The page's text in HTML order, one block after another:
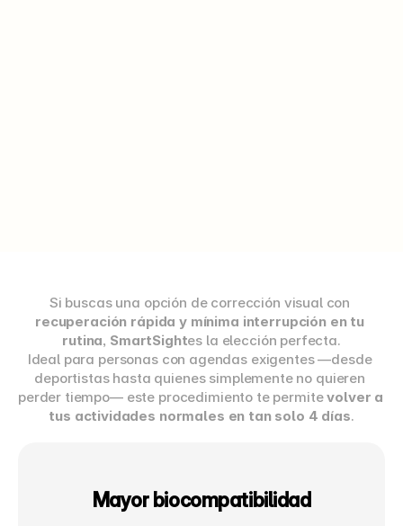
recuperación rápida y mínima interrupción en tu
rutina, SmartSightes la elección perfecta.
Ideal para personas con agendas exigentes —desde
deportistas hasta quienes simplemente no quieren
perder tiempo— este procedimiento te permite volver a
tus actividades normales en tan solo 4 días.
Mayor biocompatibilidad